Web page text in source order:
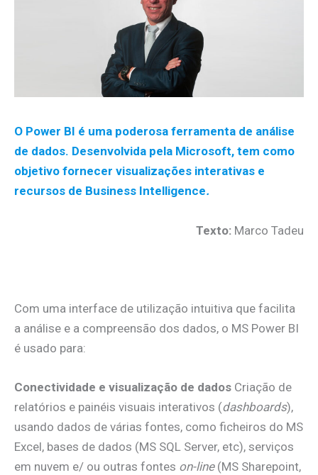
O Power BI é uma poderosa ferramenta de análise
de dados. Desenvolvida pela Microsoft, tem como
objetivo fornecer visualizações interativas e
recursos de Business Intelligence.
Texto: Marco Tadeu
Com uma interface de utilização intuitiva que facilita
a análise e a compreensão dos dados, o MS Power BI
é usado para:
Conectividade e visualização de dados Criação de
relatórios e painéis visuais interativos (dashboards),
usando dados de várias fontes, como ficheiros do MS
Excel, bases de dados (MS SQL Server, etc), serviços
em nuvem e/ ou outras fontes on-line(MS Sharepoint,